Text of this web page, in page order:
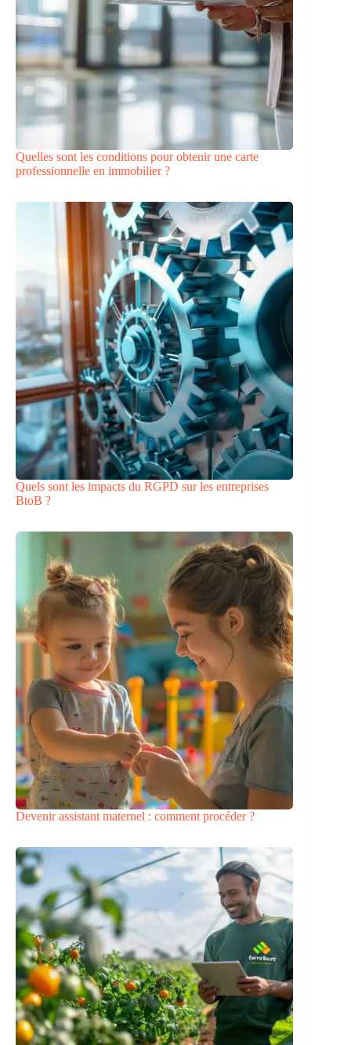
Quelles sont les conditions pour obtenir une carte
professionnelle en immobilier ?
Quels sont les impacts du RGPD sur les entreprises
BtoB ?
Devenir assistant maternel : comment procéder ?